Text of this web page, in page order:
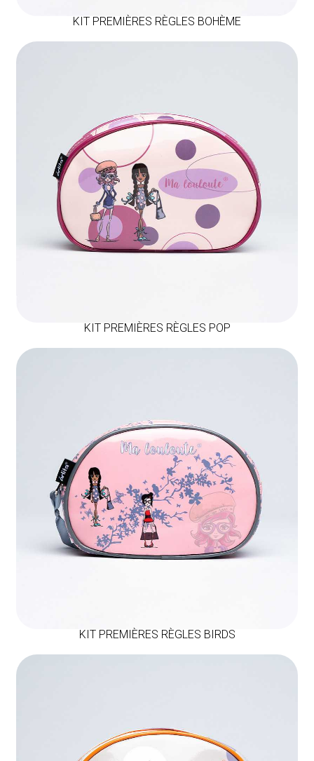
KIT PREMIÈRES RÈGLES BOHÈME
KIT PREMIÈRES RÈGLES POP
KIT PREMIÈRES RÈGLES BIRDS